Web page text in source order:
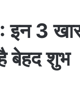
इन 3
है बेहद शुभ